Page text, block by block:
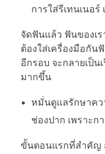
การใส่รีเทนเนอร์
จัดฟันแล้ว ฟันของเร
ต้องใส่เครื่องมือกัน
อีกรอบ จะกลายเป็น
มากขึ้น
หมั่นดูแลรักษาค
ช่องปาก เพราะก
ขั้นตอนแรกที่สำคัญ